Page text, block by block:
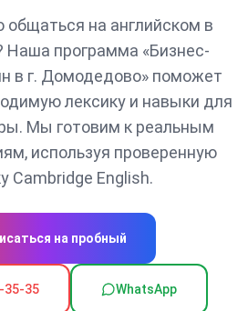
общаться на английском в
Наша программа «Бизнес-
в г. Домодедово» поможет
лексику и навыки для
Мы готовим к реальным
используя проверенную
Cambridge English.
на пробный
35-35 WhatsApp